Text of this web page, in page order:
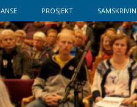
PROSJEKT